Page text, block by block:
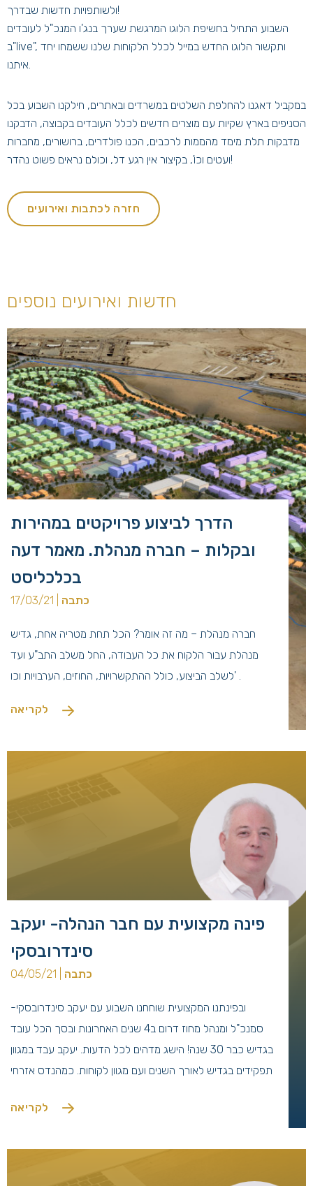
ולשותפויות חדשות שבדרך!
השבוע התחיל בחשיפת הלוגו המרגשת שערך בנג'ו המנכ"ל לעובדים
ב"live", ותקשור הלוגו החדש במייל לכלל הלקוחות שלנו ששמחו יחד
איתנו.
במקביל דאגנו להחלפת השלטים במשרדים ובאתרים, חילקנו השבוע בכל
הסניפים בארץ שקיות עם מוצרים חדשים לכלל העובדים בקבוצה, הדבקנו
מדבקות תלת מימד מהממות לרכבים, הכנו פולדרים, ברושורים, מחברות
ועטים וכו', בקיצור אין רגע דל, וכולם נראים פשוט נהדר!
חזרה לכתבות ואירועים
חדשות ואירועים נוספים
הדרך לביצוע פרויקטים במהירות
ובקלות – חברה מנהלת. מאמר דעה
בכלכליסט
כתבה
חברה מנהלת – מה זה אומר? הכל תחת מטריה אחת, גדיש
מנהלת עבור הלקוח את כל העבודה, החל משלב התב"ע ועד
לשלב הביצוע, כולל ההתקשרויות, החוזים, הערבויות וכו' .
לקריאה
פינה מקצועית עם חבר הנהלה- יעקב
סינדרובסקי
כתבה
ובפינתנו המקצועית שוחחנו השבוע עם יעקב סינדרובסקי-
סמנכ"ל ומנהל מחוז דרום ב4 שנים האחרונות ובסך הכל עובד
בגדיש כבר 30 שנה! הישג מדהים לכל הדעות. יעקב עבד במגוון
תפקידים בגדיש לאורך השנים ועם מגוון לקוחות. כמהנדס אזרחי
לקריאה